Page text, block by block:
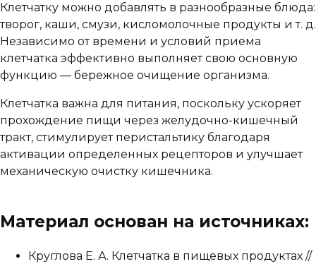
Клетчатку можно добавлять в разнообразные блюда:
творог, каши, смузи, кисломолочные продукты и т. д.
Независимо от времени и условий приема
клетчатка эффективно выполняет свою основную
функцию — бережное очищение организма.
Клетчатка важна для питания, поскольку ускоряет
прохождение пищи через желудочно-кишечный
тракт, стимулирует перистальтику благодаря
активации определенных рецепторов и улучшает
механическую очистку кишечника.
Материал основан на источниках:
Круглова Е. А. Клетчатка в пищевых продуктах //